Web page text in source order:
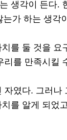
생각이 든다.
는가 하는 생각
를 둘 것을 요
를 만족시킬
였다. 그러나
를 알게 되었